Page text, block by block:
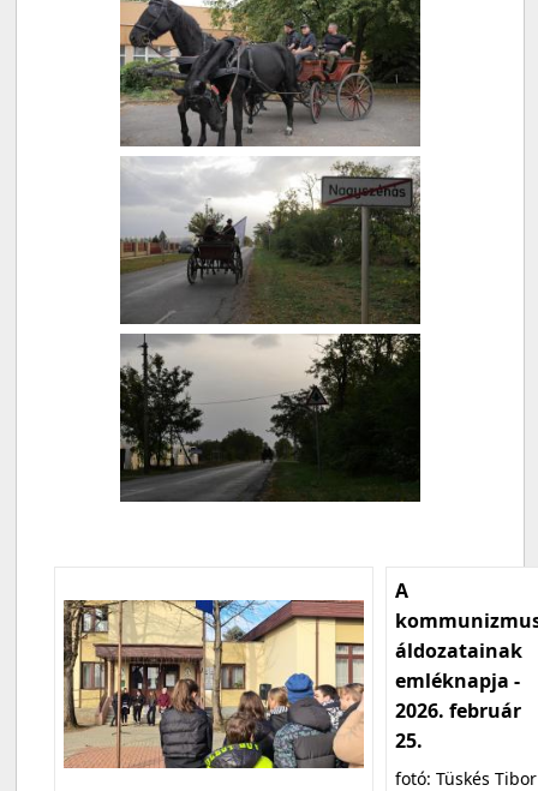
A
áldozatainak
emléknapja -
2026. február
25.
fotó: Tüskés Tibor